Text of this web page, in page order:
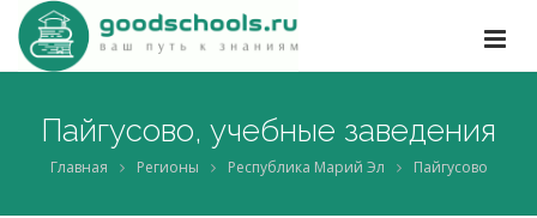
Пайгусово, учебные заведения
Главная Регионы Республика Марий Эл Пайгусово